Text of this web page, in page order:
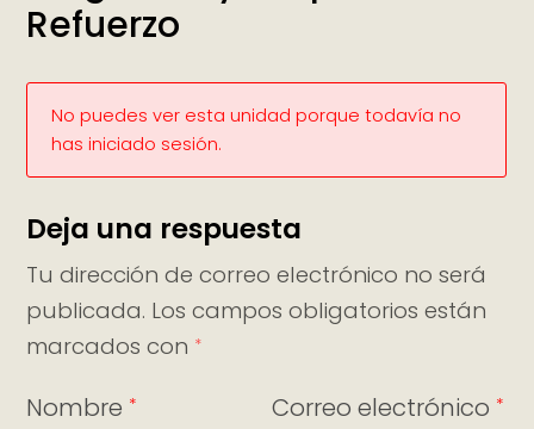
Refuerzo
No puedes ver esta unidad porque todavía no
has iniciado sesión.
Deja una respuesta
Tu dirección de correo electrónico no será
publicada. Los campos obligatorios están
marcados con *
Nombre * Correo electrónico *